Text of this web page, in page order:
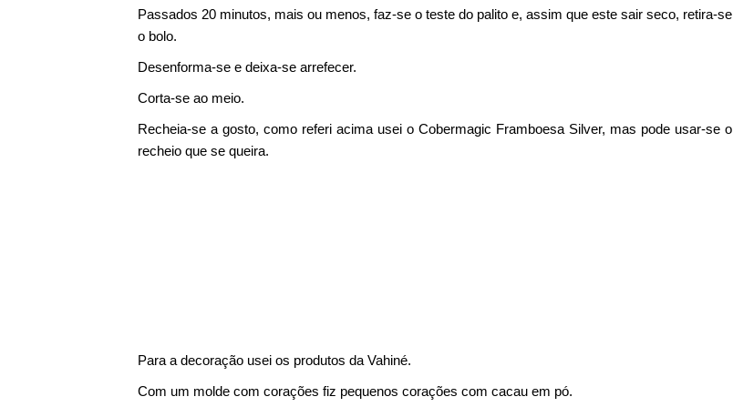
Passados 20 minutos, mais ou menos, faz-se o teste do palito e, assim que este sair seco, retira-se
o bolo.
Desenforma-se e deixa-se arrefecer.
Corta-se ao meio.
Recheia-se a gosto, como referi acima usei o Cobermagic Framboesa Silver, mas pode usar-se o
recheio que se queira.
Para a decoração usei os produtos da Vahiné.
Com um molde com corações fiz pequenos corações com cacau em pó.